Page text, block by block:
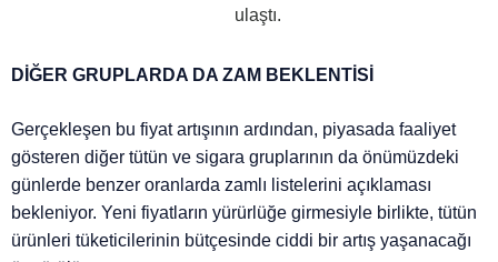
ulaştı.
DİĞER GRUPLARDA DA ZAM BEKLENTİSİ
Gerçekleşen bu fiyat artışının ardından, piyasada faaliyet
gösteren diğer tütün ve sigara gruplarının da önümüzdeki
günlerde benzer oranlarda zamlı listelerini açıklaması
bekleniyor. Yeni fiyatların yürürlüğe girmesiyle birlikte, tütün
ürünleri tüketicilerinin bütçesinde ciddi bir artış yaşanacağı